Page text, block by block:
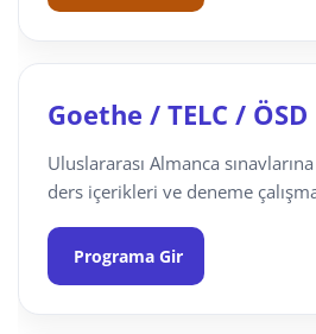
Goethe / TELC / ÖSD
Uluslararası Almanca
ders içerikleri ve deneme
Programa Gir